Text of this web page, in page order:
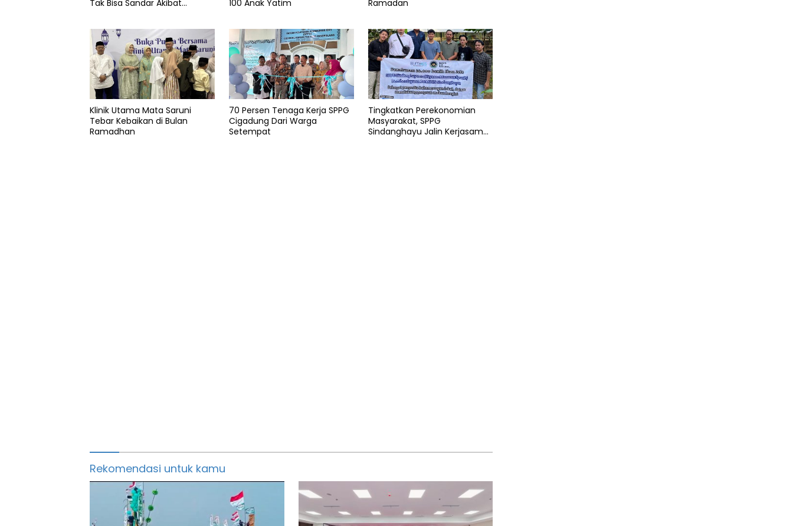
serang
Wira
Adibrata
Sanskara
Polda
Banten
Tak Bisa Sandar Akibat
100 Anak Yatim
Ramadan
Klinik Utama Mata Saruni
Tebar Kebaikan di Bulan
Ramadhan
70 Persen Tenaga Kerja SPPG
Cigadung Dari Warga
Setempat
Tingkatkan Perekonomian
Masyarakat, SPPG
Sindanghayu Jalin Kerjasama
Rekomendasi untuk kamu